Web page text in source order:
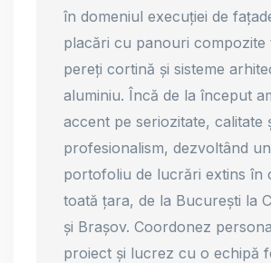
în domeniul execuției de
placări cu panouri compozite
pereți cortină și sisteme
aluminiu. Încă de la început
accent pe seriozitate, calitate
profesionalism, dezvoltând un
portofoliu de lucrări extins în
toată țara, de la București la
și Brașov. Coordonez
proiect și lucrez cu o echipă